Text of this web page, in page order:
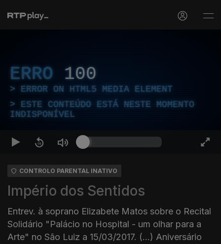
ERRO 100
ERROR ON HTML5 MEDIA ELEMENT
ESTE CONTEÚDO ESTÁ NESTE MOMENTO
INDISPONÍVEL
CONTROLO PARENTAL INATIVO
Império dos Sentidos
Entrev. à soprano Elizabete Matos sobre o Recital
Solidário "Palácio no Hospital - um olhar para a
Arte" no São Luiz a 15/03/2017. (...) Aniversário